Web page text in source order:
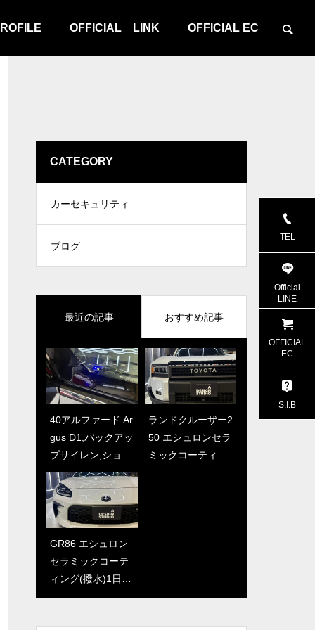
OFFICIAL LINK OFFICIAL EC
CATEGORY
カーセキュリティ
ブログ
最近の記事 おすすめ記事
40アルファード Ar
gus D1,バックアッ
プサイレン,ショッ
クセンサーの取付
施工 （藤沢・茅
ケ崎でセラミック
コーティング・カ
ーセキュリティ取
付するならADS
へ）
ランドクルーザー2
50 エシュロンセラ
ミックコーティン
GR86 エシュロン
セラミックコーテ
ィング(撥水)1日コ
ース （藤沢・茅
フォレスター AD
Sセラミックコー
ティング施工（藤
沢・茅ケ崎でガラ
スコーティングす
るならADSへ）
メルセデスベンツ
Aクラス プレオー
プンキャンペーン
CX-80 ADSセラ
ミックコーティン
グ施工（藤沢・茅
ケ崎でセラミック
TEL
Official
LINE
OFFICIAL
EC
S.I.B